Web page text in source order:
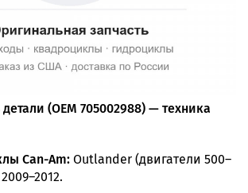
(OEM 705002988) — техника
Can-Am: Outlander (двигатели 500–